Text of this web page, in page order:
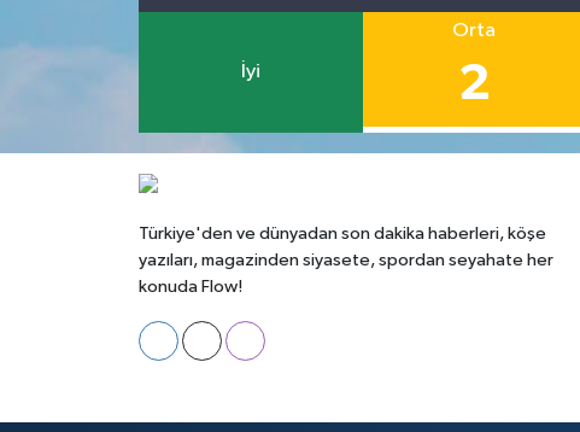
İyi
Orta
2
Türkiye'den ve dünyadan son dakika haberleri, köşe
yazıları, magazinden siyasete, spordan seyahate her
konuda Flow!